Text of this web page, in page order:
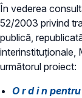
În vederea
52/2003 privind
publică,
interinstituționale,
următorul proiect:
O r d i n